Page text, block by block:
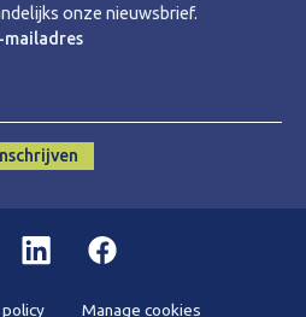
onze nieuwsbrief.
mailadres
Manage cookies